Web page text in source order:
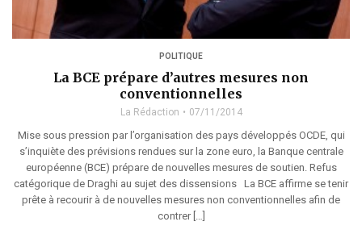
POLITIQUE
La BCE prépare d’autres mesures non
conventionnelles
La Rédaction 07/11/2014
Mise sous pression par l’organisation des pays développés OCDE, qui
s’inquiète des prévisions rendues sur la zone euro, la Banque centrale
européenne (BCE) prépare de nouvelles mesures de soutien. Refus
catégorique de Draghi au sujet des dissensions La BCE affirme se tenir
prête à recourir à de nouvelles mesures non conventionnelles afin de
contrer […]